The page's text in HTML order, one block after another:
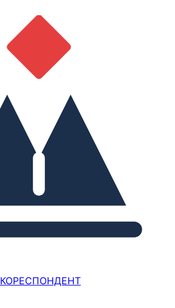
КОРЕСПОНДЕНТ